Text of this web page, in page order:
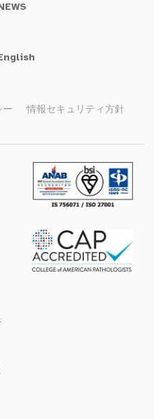
ー 情報セキュリティ方針